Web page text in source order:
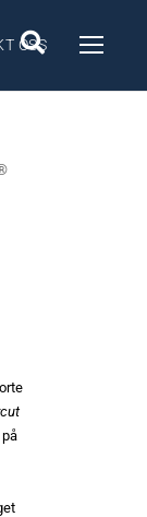
OSS